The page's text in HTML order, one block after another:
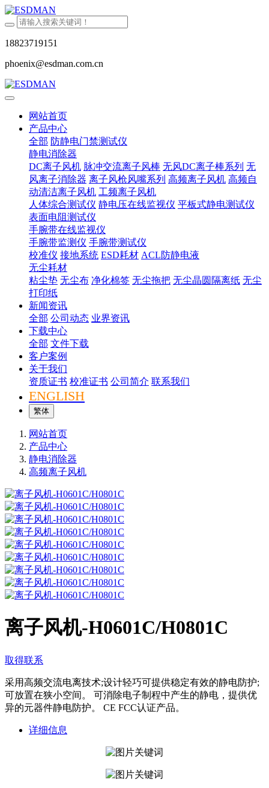
18823719151
phoenix@esdman.com.cn
网站首页
产品中心
全部 防静电门禁测试仪
静电消除器
DC离子风机 脉冲交流离子风棒 无风DC离子棒系列 无
风离子消除器 离子风枪风嘴系列 高频离子风机 高频自
动清洁离子风机 工频离子风机
人体综合测试仪 静电压在线监视仪 平板式静电测试仪
表面电阻测试仪
手腕带在线监视仪
手腕带监测仪 手腕带测试仪
校准仪 接地系统 ESD耗材 ACL防静电液
无尘耗材
粘尘垫 无尘布 净化棉签 无尘拖把 无尘晶圆隔离纸 无尘
打印纸
新闻资讯
全部 公司动态 业界资讯
下载中心
全部 文件下载
客户案例
关于我们
资质证书 校准证书 公司简介 联系我们
ENGLISH
繁体
网站首页
产品中心
静电消除器
高频离子风机
离子风机-H0601C/H0801C
取得联系
采用高频交流电离技术;设计轻巧可提供稳定有效的静电防护;
可放置在狭小空间。 可消除电子制程中产生的静电，提供优
异的元器件静电防护。 CE FCC认证产品。
详细信息